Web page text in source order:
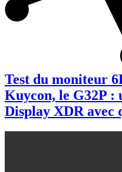
Test du moniteur
Kuycon, le G32P :
Display XDR avec